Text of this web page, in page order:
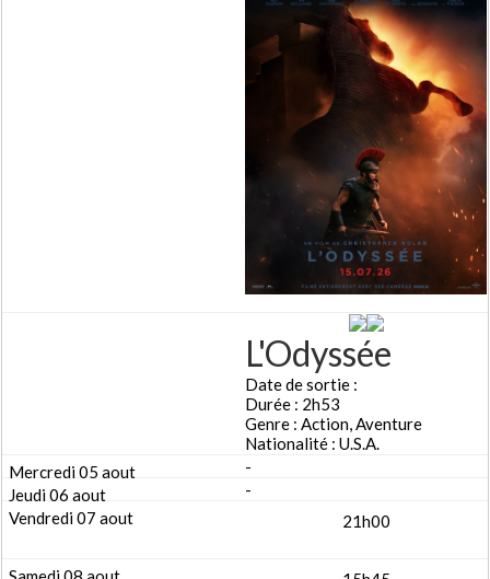
L'Odyssée
Date de sortie :
Durée : 2h53
Genre : Action, Aventure
Nationalité : U.S.A.
-
-
21h00